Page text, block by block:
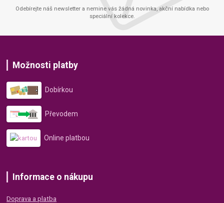
Odebírejte náš newsletter a nemine vás žádná novinka, akční nabídka nebo
speciální kolekce.
Možnosti platby
Dobírkou
Převodem
Online platbou
Informace o nákupu
Doprava a platba